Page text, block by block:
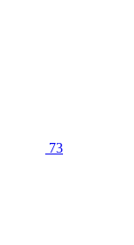
73